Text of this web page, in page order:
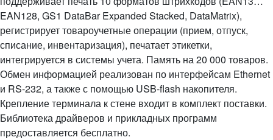
EAN128, GS1 DataBar Expanded Stacked, DataMatrix),
регистрирует товароучетные операции (прием, отпуск,
списание, инвентаризация), печатает этикетки,
интегрируется в системы учета. Память на 20 000 товаров.
Обмен информацией реализован по интерфейсам Ethernet
и RS-232, а также с помощью USB-flash накопителя.
Крепление терминала к стене входит в комплект поставки.
Библиотека драйверов и прикладных программ
предоставляется бесплатно.